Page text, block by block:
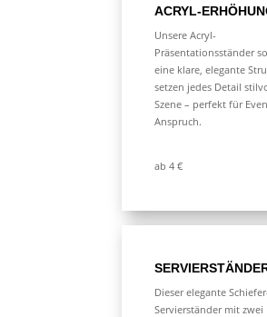
ACRYL-
Unsere Acryl-
Präsentationsständer
eine klare, elegante
setzen jedes Detail
Szene – perfekt für
Anspruch.
ab 4 €
Dieser elegante
Servierständer mit zwei